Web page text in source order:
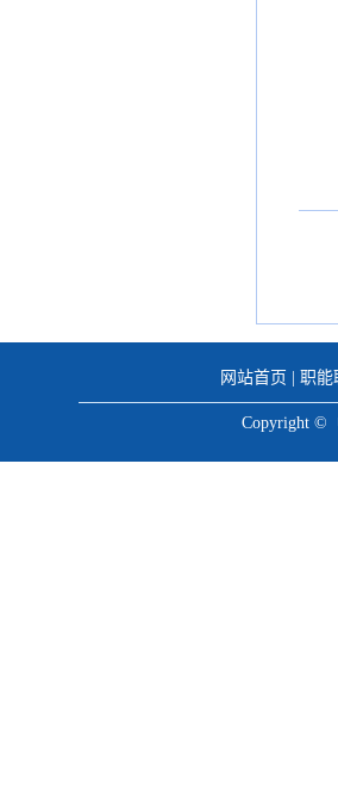
网站首页 职能
Copyright ©